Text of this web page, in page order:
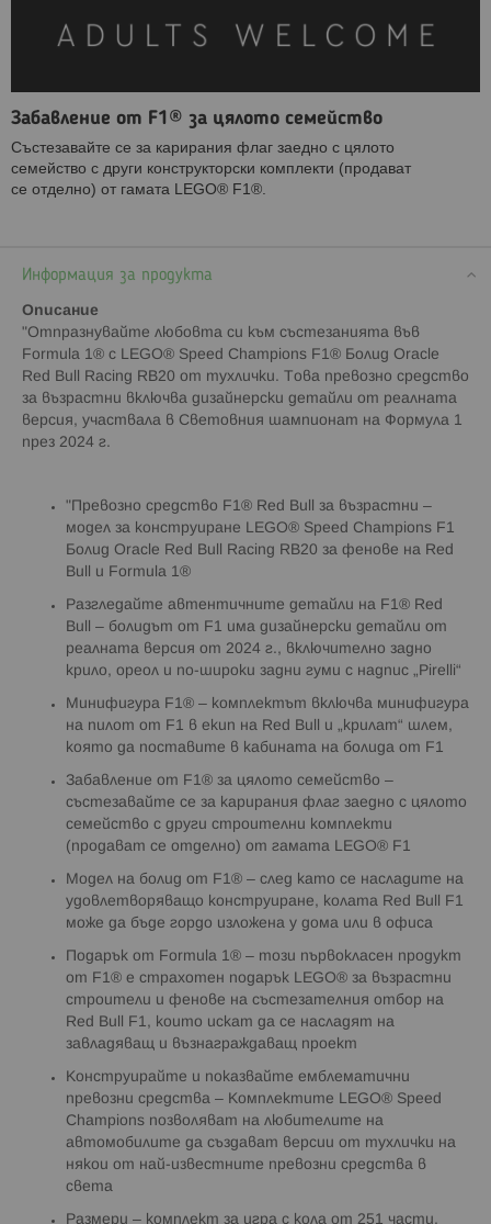
Забавление от F1® за цялото семейство
Състезавайте се за карирания флаг заедно с цялото
семейство с други конструкторски комплекти (продават
се отделно) от гамата LEGO® F1®.
Информация за продукта
Описание
"Отпразнувайте любовта си към състезанията във
Formula 1® с LEGO® Speed Champions F1® Болид Oracle
Red Bull Racing RB20 от тухлички. Това превозно средство
за възрастни включва дизайнерски детайли от реалната
версия, участвала в Световния шампионат на Формула 1
през 2024 г.
"Превозно средство F1® Red Bull за възрастни –
модел за конструиране LEGO® Speed Champions F1
Болид Oracle Red Bull Racing RB20 за фенове на Red
Bull и Formula 1®
Разгледайте автентичните детайли на F1® Red
Bull – болидът от F1 има дизайнерски детайли от
реалната версия от 2024 г., включително задно
крило, ореол и по-широки задни гуми с надпис „Pirelli“
Минифигура F1® – комплектът включва минифигура
на пилот от F1 в екип на Red Bull и „крилат“ шлем,
която да поставите в кабината на болида от F1
Забавление от F1® за цялото семейство –
състезавайте се за карирания флаг заедно с цялото
семейство с други строителни комплекти
(продават се отделно) от гамата LEGO® F1
Модел на болид от F1® – след като се насладите на
удовлетворяващо конструиране, колата Red Bull F1
може да бъде гордо изложена у дома или в офиса
Подарък от Formula 1® – този първокласен продукт
от F1® е страхотен подарък LEGO® за възрастни
строители и фенове на състезателния отбор на
Red Bull F1, които искат да се насладят на
завладяващ и възнаграждаващ проект
Конструирайте и показвайте емблематични
превозни средства – Комплектите LEGO® Speed
Champions позволяват на любителите на
автомобилите да създават версии от тухлички на
някои от най-известните превозни средства в
света
Размери – комплект за игра с кола от 251 части,